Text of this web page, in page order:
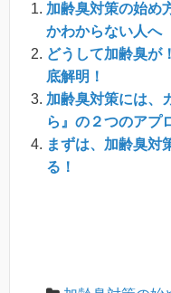
加齢臭対策の始め
かわからない人へ
どうして加齢臭が
底解明！
加齢臭対策には、
ら』の２つのアプ
まずは、加齢臭対
る！